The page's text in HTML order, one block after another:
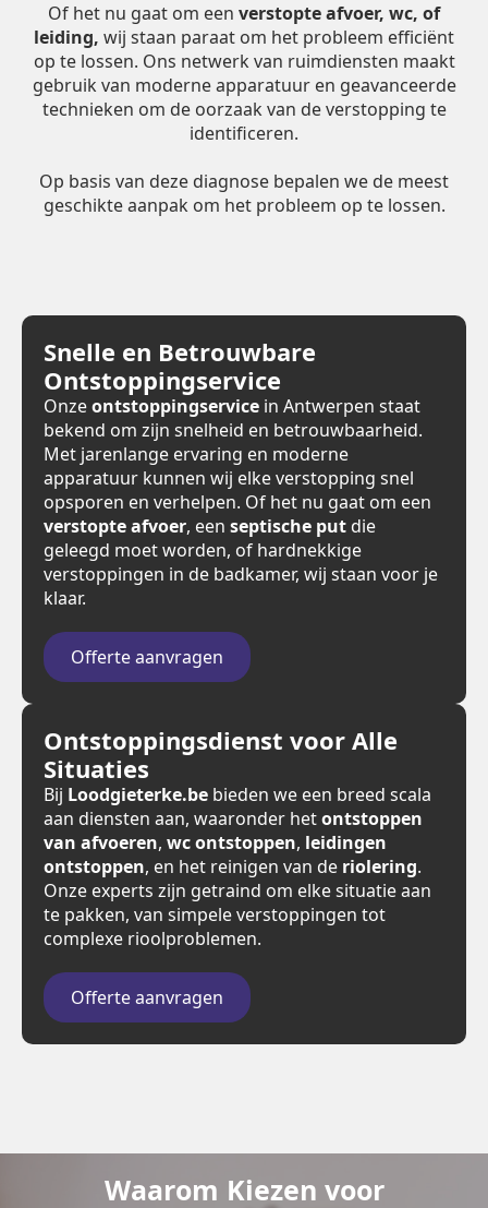
Of het nu gaat om een verstopte afvoer, wc, of
leiding, wij staan paraat om het probleem efficiënt
op te lossen. Ons netwerk van ruimdiensten maakt
gebruik van moderne apparatuur en geavanceerde
technieken om de oorzaak van de verstopping te
identificeren.
Op basis van deze diagnose bepalen we de meest
geschikte aanpak om het probleem op te lossen.
Snelle en Betrouwbare
Ontstoppingservice
Onzeontstoppingservice in Antwerpen staat
bekend om zijn snelheid en betrouwbaarheid.
Met jarenlange ervaring en moderne
apparatuur kunnen wij elke verstopping snel
opsporen en verhelpen. Of het nu gaat om een
verstopte afvoer, een septische put die
geleegd moet worden, of hardnekkige
verstoppingen in de badkamer, wij staan voor je
klaar.
Offerte aanvragen
Ontstoppingsdienst voor Alle
Situaties
Bij Loodgieterke.be bieden we een breed scala
aan diensten aan, waaronder hetontstoppen
van afvoeren, wc ontstoppen, leidingen
ontstoppen, en het reinigen van de riolering.
Onze experts zijn getraind om elke situatie aan
te pakken, van simpele verstoppingen tot
complexe rioolproblemen.
Offerte aanvragen
Waarom Kiezen voor